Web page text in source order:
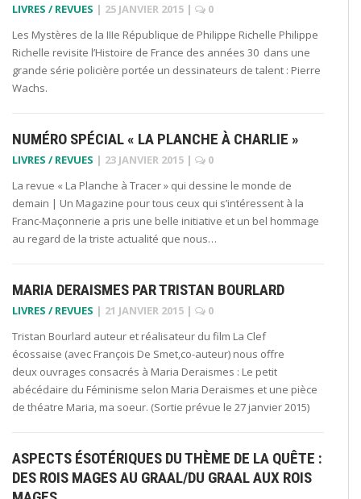
LIVRES / REVUES | 25 JANVIER 2015 |
0
Les Mystères de la IIIe République de Philippe Richelle Philippe
Richelle revisite l’Histoire de France des années 30 dans une
grande série policière portée un dessinateurs de talent : Pierre
Wachs.
NUMÉRO SPÉCIAL « LA PLANCHE À CHARLIE »
LIVRES / REVUES | 23 JANVIER 2015 |
0
La revue « La Planche à Tracer » qui dessine le monde de
demain | Un Magazine pour tous ceux qui s’intéressent à la
Franc-Maçonnerie a pris une belle initiative et un bel hommage
au regard de la triste actualité que nous…
MARIA DERAISMES PAR TRISTAN BOURLARD
LIVRES / REVUES | 21 JANVIER 2015 |
0
Tristan Bourlard auteur et réalisateur du film La Clef
écossaise (avec François De Smet,co-auteur) nous offre
deux ouvrages consacrés à Maria Deraismes : Le petit
abécédaire du Féminisme selon Maria Deraismes et une pièce
de théatre Maria, ma soeur. (Sortie prévue le 27 janvier 2015)
ASPECTS ÉSOTÉRIQUES DU THÈME DE LA QUÊTE :
DES ROIS MAGES AU GRAAL/DU GRAAL AUX ROIS